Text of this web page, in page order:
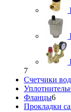
7
Счетчики
Фланцы6
Прокладки